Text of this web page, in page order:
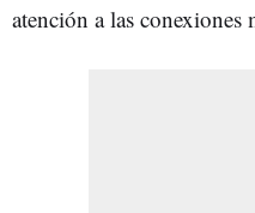
atención a las conexiones